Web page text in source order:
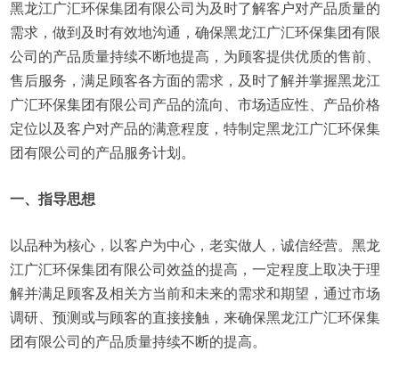
黑龙江广汇环保集团有限公司为及时了解客户对产品质量的
需求，做到及时有效地沟通，确保黑龙江广汇环保集团有限
公司的产品质量持续不断地提高，为顾客提供优质的售前、
售后服务，满足顾客各方面的需求，及时了解并掌握黑龙江
广汇环保集团有限公司产品的流向、市场适应性、产品价格
定位以及客户对产品的满意程度，特制定黑龙江广汇环保集
团有限公司的产品服务计划。
一、指导思想
以品种为核心，以客户为中心，老实做人，诚信经营。黑龙
江广汇环保集团有限公司效益的提高，一定程度上取决于理
解并满足顾客及相关方当前和未来的需求和期望，通过市场
调研、预测或与顾客的直接接触，来确保黑龙江广汇环保集
团有限公司的产品质量持续不断的提高。